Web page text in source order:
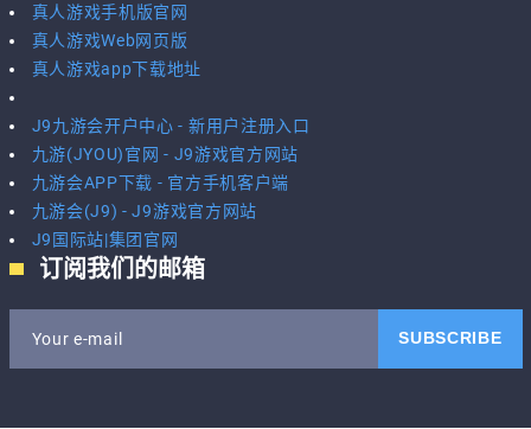
真人游戏手机版官网
真人游戏Web网页版
真人游戏app下载地址
J9九游会开户中心 - 新用户注册入口
九游(JYOU)官网 - J9游戏官方网站
九游会APP下载 - 官方手机客户端
九游会(J9) - J9游戏官方网站
J9国际站|集团官网
订阅我们的邮箱
Your e-mail SUBSCRIBE